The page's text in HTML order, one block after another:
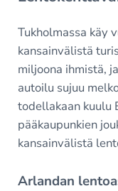
Tukholmassa käy
kansainvälistä
miljoona ihmistä,
autoilu sujuu
todellakaan kuulu
pääkaupunkien
kansainvälistä
Arlandan